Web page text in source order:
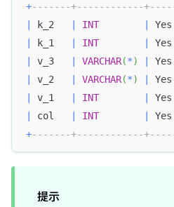
+-------+------------
k_2 INT
k_1 INT
v_3 VARCHAR(*)
v_2 VARCHAR(*)
v_1 INT
col INT
+-------+------------
提示